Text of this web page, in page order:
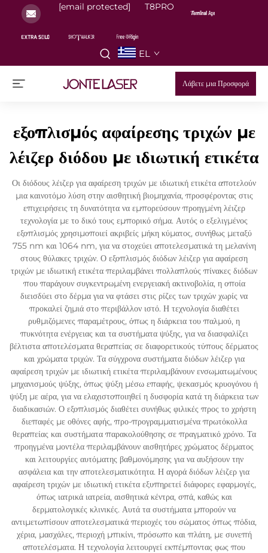
[email protected] T8PRO
EL
Λάβετε μια Προσφορά
εξοπλισμός αφαίρεσης τριχών με
λέιζερ διόδου με ιδιωτική ετικέτα
Οι διόδους λέιζερ για αφαίρεση τριχών με ιδιωτική ετικέτα αποτελούν
μια καινοτόμο λύση στην αισθητική βιομηχανία, προσφέροντας στις
επιχειρήσεις τη δυνατότητα να εμπορεύσουν προηγμένη λέιζερ
τεχνολογία με το δικό τους εμπορικό σήμα. Αυτός ο εξελιγμένος
εξοπλισμός χρησιμοποιεί ακριβείς μήκη κύματος, συνήθως μεταξύ
755 nm και 1064 nm, για να στοχεύει αποτελεσματικά τη μελανίνη
στους θύλακες τριχών. Ο εξοπλισμός διόδων λέιζερ για αφαίρεση
τριχών με ιδιωτική ετικέτα περιλαμβάνει πολλαπλούς πίνακες διόδων
που παράγουν συγκεντρωμένη ενεργειακή ακτινοβολία, η οποία
διεισδύει στο δέρμα για να φτάσει στις ρίζες των τριχών χωρίς να
προκαλεί ζημιά στο περιβάλλον ιστό. Η τεχνολογία διαθέτει
ρυθμιζόμενες παραμέτρους, όπως η διάρκεια του παλμού, η
πυκνότητα ενέργειας και τα συστήματα ψύξης, για να διασφαλίζει
βέλτιστα αποτελέσματα θεραπείας σε διαφορετικούς τύπους δέρματος
και χρώματα τριχών. Τα σύγχρονα συστήματα διόδων λέιζερ για
αφαίρεση τριχών με ιδιωτική ετικέτα περιλαμβάνουν ενσωματωμένους
μηχανισμούς ψύξης, όπως ψύξη μέσω επαφής, ψεκασμός κρυογόνου ή
ψύξη με αέρα, για να ελαχιστοποιηθεί η δυσφορία κατά τη διάρκεια των
διαδικασιών. Ο εξοπλισμός διαθέτει συνήθως φιλικές προς το χρήστη
διεπαφές με οθόνες αφής, προ-προγραμματισμένα πρωτόκολλα
θεραπείας και συστήματα παρακολούθησης σε πραγματικό χρόνο. Τα
προηγμένα μοντέλα περιλαμβάνουν αισθητήρες χρώματος δέρματος
και λειτουργίες αυτόματης βαθμονόμησης για να αυξήσουν την
ασφάλεια και την αποτελεσματικότητα. Η αγορά διόδων λέιζερ για
αφαίρεση τριχών με ιδιωτική ετικέτα εξυπηρετεί διάφορες εφαρμογές,
όπως ιατρικά ιατρεία, αισθητικά κέντρα, σπά, καθώς και
δερματολογικές κλινικές. Αυτά τα συστήματα μπορούν να
αντιμετωπίσουν αποτελεσματικά περιοχές του σώματος όπως πόδια,
χέρια, μασχάλες, περιοχή μπικίνι, πρόσωπο και πλάτη, με συνεπή
αποτελέσματα. Η τεχνολογία λειτουργεί εκπέμποντας φως που